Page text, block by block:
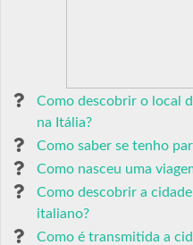
Como descobrir o local
na Itália?
Como saber se tenho
Como nasceu uma
Como descobrir a
italiano?
Como é transmitida a